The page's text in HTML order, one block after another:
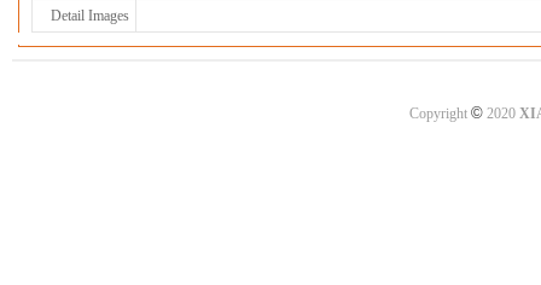
Detail Images
Copyright ©2020